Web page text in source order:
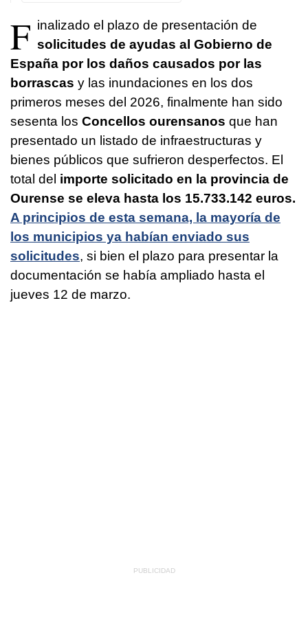
F inalizado el plazo de presentación de
solicitudes de ayudas al Gobierno de
España por los daños causados por las
borrascas y las inundaciones en los dos
primeros meses del 2026, finalmente han sido
sesenta los Concellos ourensanos que han
presentado un listado de infraestructuras y
bienes públicos que sufrieron desperfectos. El
total del importe solicitado en la provincia de
Ourense se eleva hasta los 15.733.142 euros.
A principios de esta semana, la mayoría de
los municipios ya habían enviado sus
solicitudes, si bien el plazo para presentar la
documentación se había ampliado hasta el
jueves 12 de marzo.